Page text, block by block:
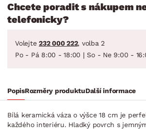
Chcete poradit s nákupem
telefonicky?
Volejte 232 000 222, volba 2
Po - Pá 8:00 - 18:00 | So - Ne 9:00 -
PopisRozměry produktuDalší informace
Bílá keramická váza o výšce 18 cm je
každého interiéru. Hladký povrch s